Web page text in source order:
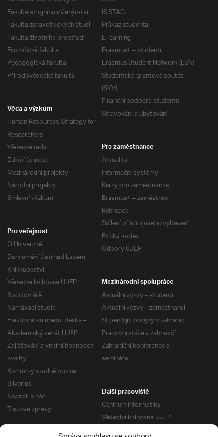
Fakulta strojního inženýrství
Fakulta zdravotnických studií
Fakulta životního prostředí
Filozofická fakulta
Pedagogická fakulta
Přírodovědecká fakulta
IS STAG
Průkaz studenta
E-learning
Erasmus+ – studenti
Erasmus Student Network (ESN)
Studentská grantová soutěž
(SVV)
Finanční podpora studentů
Stravování a ubytování
Věda a výzkum
Human Resources Strategy for
Researchers
Vědecká rada
Ediční činnost
Mezinárodní projekty
Národní projekty
Smluvní výzkum
Pro zaměstnance
Aktuality
Informační systémy
Kurzy pro zaměstnance
Erasmus+ – zaměstnaci
Rekreace
Sdílení přístrojového vybavení
Etický kodex
Odbory UJEP
Pro veřejnost
O Univerzitě
Dům umění Ústí nad Labem
Knihkupectví
Vědecká knihovna UJEP
Sportoviště
Nahrávací studio
Elektronická úřední deska –
Akademický senát UJEP
Zajišťování a vnitřní hodnocení
kvality
Konkurzy a volné pozice
Silverius
Napsali o nás
Tiskové zprávy
Mezinárodní spolupráce
Aktuální výzvy – studenti
Aktuální výzvy – zaměstnanci
Stipendijní pobyty v zahraničí
Pracovní stáže v zahraničí
Zahraniční konference a
semináře
Další pracoviště
Centrum Informatiky
Vědecká knihovna UJEP
Správa kolejí a menz